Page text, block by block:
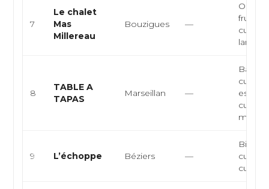
7
Le chalet
Mas
Millereau
Bouzigues —
fruits
cuisine
8
TABLE A
TAPAS
Marseillan —
Bar à
cuisine
cuisine
9 L’échoppe Béziers —